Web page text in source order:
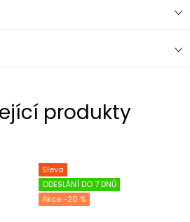
produkty
Sleva
ODESLÁNÍ DO 7 DNŮ
-20 %